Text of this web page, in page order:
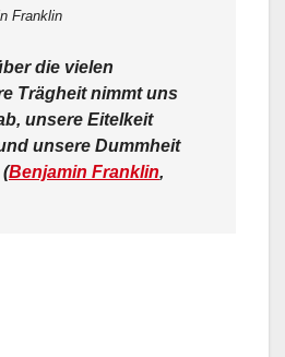
Franklin
die vielen
Trägheit nimmt uns
unsere Eitelkeit
unsere Dummheit
Benjamin Franklin,